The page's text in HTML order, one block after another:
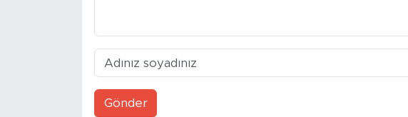
Gönder